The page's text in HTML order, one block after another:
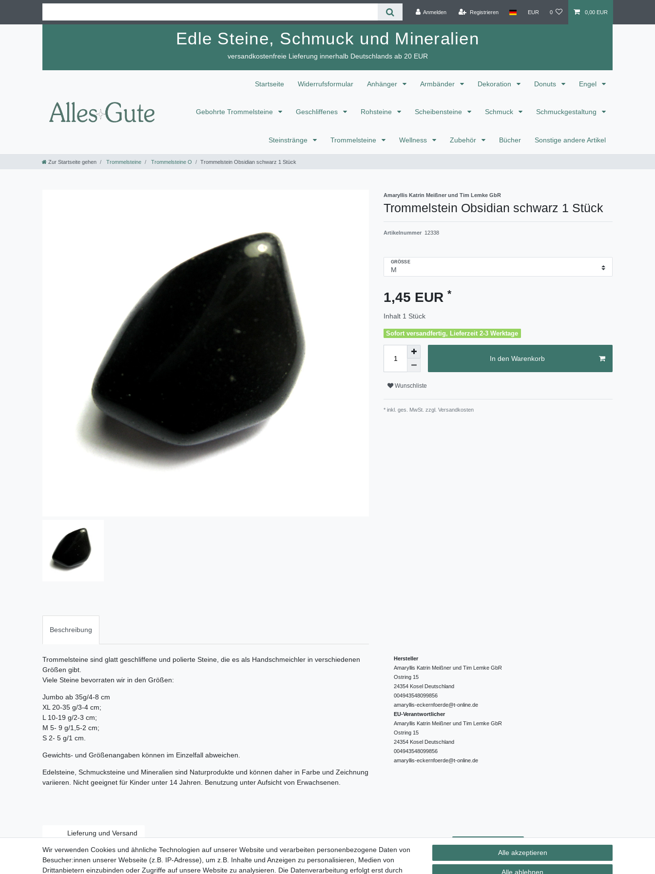
Anmelden Registrieren EUR 0 0,00 EUR
Edle Steine, Schmuck und Mineralien
versandkostenfreie Lieferung innerhalb Deutschlands ab 20 EUR
Startseite Widerrufsformular Anhänger Armbänder Dekoration Donuts Engel
Gebohrte Trommelsteine Geschliffenes Rohsteine Scheibensteine Schmuck Schmuckgestaltung
Steinstränge Trommelsteine Wellness Zubehör Bücher Sonstige andere Artikel
Zur Startseite gehen Trommelsteine Trommelsteine O Trommelstein Obsidian schwarz 1 Stück
Amaryllis Katrin Meißner und Tim Lemke GbR
Trommelstein Obsidian schwarz 1 Stück
Artikelnummer 12338
GRÖSSE
1,45 EUR *
Inhalt 1 Stück
Sofort versandfertig, Lieferzeit 2-3 Werktage
In den Warenkorb
Wunschliste
* inkl. ges. MwSt. zzgl. Versandkosten
Beschreibung
Trommelsteine sind glatt geschliffene und polierte Steine, die es als Handschmeichler in verschiedenen
Größen gibt.
Viele Steine bevorraten wir in den Größen:
Jumbo ab 35g/4-8 cm
XL 20-35 g/3-4 cm;
L 10-19 g/2-3 cm;
M 5- 9 g/1,5-2 cm;
S 2- 5 g/1 cm.
Gewichts- und Größenangaben können im Einzelfall abweichen.
Edelsteine, Schmucksteine und Mineralien sind Naturprodukte und können daher in Farbe und Zeichnung
variieren. Nicht geeignet für Kinder unter 14 Jahren. Benutzung unter Aufsicht von Erwachsenen.
Hersteller
Amaryllis Katrin Meißner und Tim Lemke GbR
Ostring 15
24354 Kosel Deutschland
004943548099856
amaryllis-eckernfoerde@t-online.de
EU-Verantwortlicher
Amaryllis Katrin Meißner und Tim Lemke GbR
Ostring 15
24354 Kosel Deutschland
004943548099856
amaryllis-eckernfoerde@t-online.de
Lieferung und Versand
Widerrufs­recht Vertrag widerrufen Kontakt
Wir verwenden Cookies und ähnliche Technologien auf unserer Website und verarbeiten personenbezogene Daten von
Besucher:innen unserer Webseite (z.B. IP-Adresse), um z.B. Inhalte und Anzeigen zu personalisieren, Medien von
Drittanbietern einzubinden oder Zugriffe auf unsere Website zu analysieren. Die Datenverarbeitung erfolgt erst durch
Alle akzeptieren
Alle ablehnen